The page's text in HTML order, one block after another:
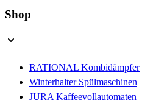
Shop
RATIONAL Kombidämpfer
Winterhalter Spülmaschinen
JURA Kaffeevollautomaten